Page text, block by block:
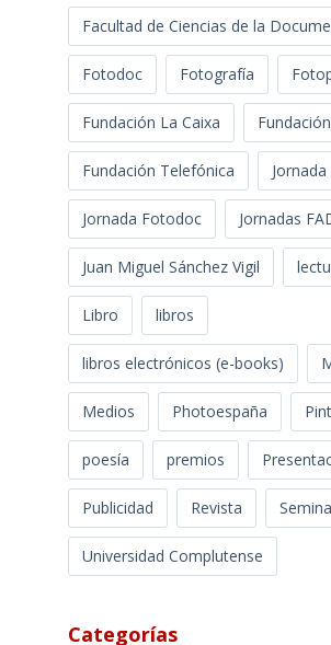
Facultad de Ciencias de la
Fotodoc Fotografía
Fundación La Caixa
Fundación Telefónica
Jornada Fotodoc Jornadas
Juan Miguel Sánchez Vigil
Libro libros
libros electrónicos (e-books)
Medios Photoespaña
poesía premios
Publicidad Revista
Universidad Complutense
Categorías